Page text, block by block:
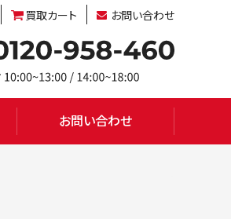
買取カート お問い合わせ
お問い合わせ